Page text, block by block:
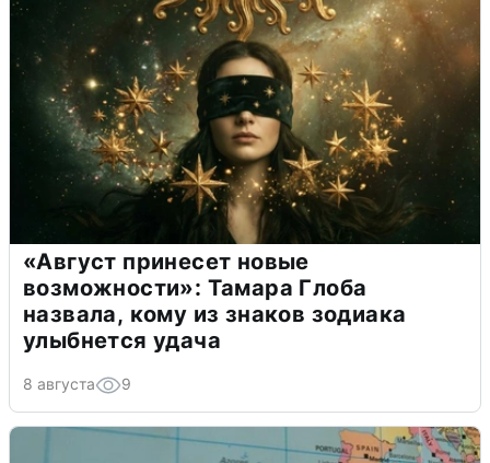
«Август принесет новые
возможности»: Тамара Глоба
назвала, кому из знаков зодиака
улыбнется удача
8 августа 9